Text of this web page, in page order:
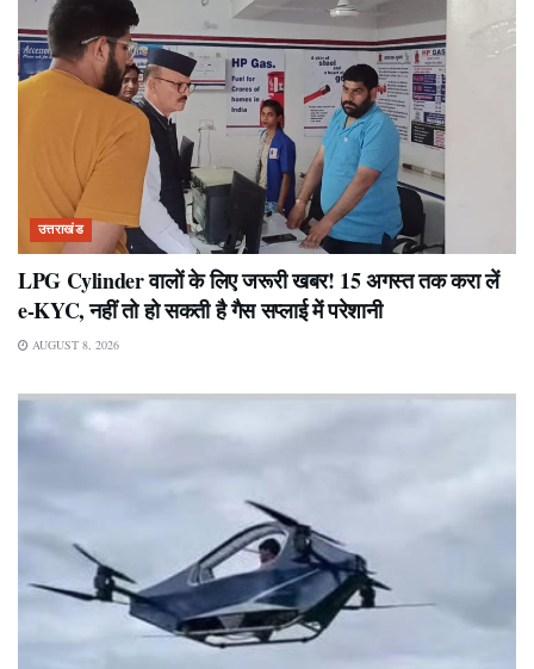
उत्तराखंड
LPG Cylinder वालों के लिए जरूरी खबर! 15 अगस्त तक करा लें
e-KYC, नहीं तो हो सकती है गैस सप्लाई में परेशानी
AUGUST 8, 2026